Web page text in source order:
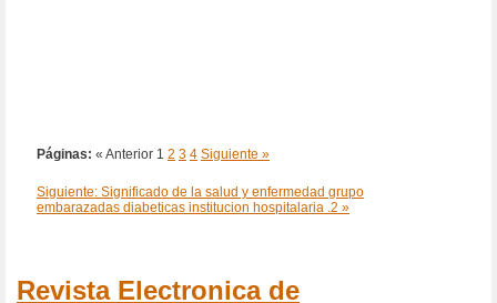
Páginas: « Anterior 1 2 3 4 Siguiente »
Siguiente: Significado de la salud y enfermedad grupo
embarazadas diabeticas institucion hospitalaria .2 »
Revista Electronica de